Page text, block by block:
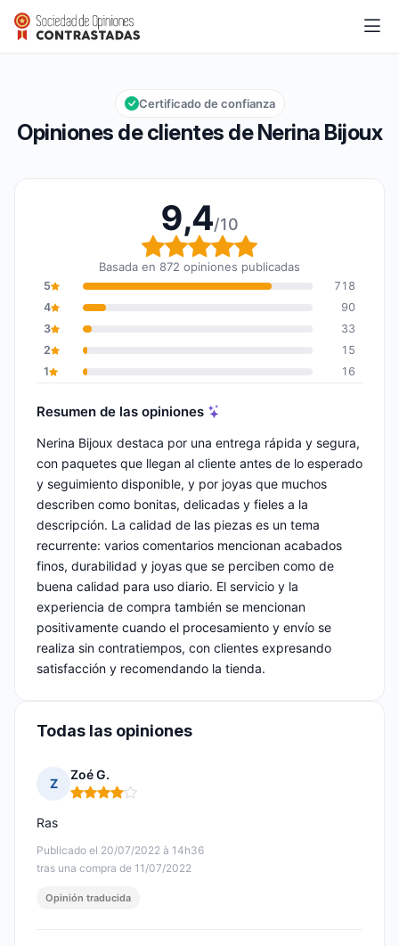
Nerina Bijoux
Calificación global: 9,4 de 10
9,4/10
Opiniones de clientes de Nerina Bijoux
Certificado de confianza
9,4/10
Calificación global: 9,4
Basada en 872 opiniones publicadas
5
718
4
90
3
33
2
15
1
16
Resumen de las opiniones
Nerina Bijoux destaca por una entrega rápida y segura,
con paquetes que llegan al cliente antes de lo esperado
y seguimiento disponible, y por joyas que muchos
describen como bonitas, delicadas y fieles a la
descripción. La calidad de las piezas es un tema
recurrente: varios comentarios mencionan acabados
finos, durabilidad y joyas que se perciben como de
buena calidad para uso diario. El servicio y la
experiencia de compra también se mencionan
positivamente cuando el procesamiento y envío se
realiza sin contratiempos, con clientes expresando
satisfacción y recomendando la tienda.
Todas las opiniones
Z
Zoé G.
Nota: 4 de 5
Publicado el 20/07/2022 à 14h36
tras una compra de 11/07/2022
Ras
Opinión traducida